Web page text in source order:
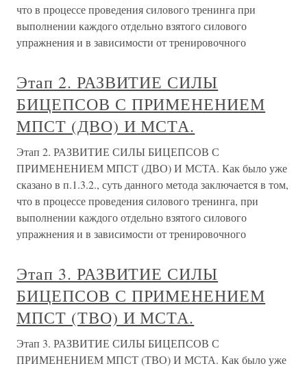
что в процессе проведения силового тренинга при
выполнении каждого отдельно взятого силового
упражнения и в зависимости от тренировочного
Этап 2. РАЗВИТИЕ СИЛЫ
БИЦЕПСОВ С ПРИМЕНЕНИЕМ
МПСТ (ДВО) И МСТА.
Этап 2. РАЗВИТИЕ СИЛЫ БИЦЕПСОВ С
ПРИМЕНЕНИЕМ МПСТ (ДВО) И МСТА. Как было уже
сказано в п.1.3.2., суть данного метода заключается в том,
что в процессе проведения силового тренинга, при
выполнении каждого отдельно взятого силового
упражнения и в зависимости от тренировочного
Этап 3. РАЗВИТИЕ СИЛЫ
БИЦЕПСОВ С ПРИМЕНЕНИЕМ
МПСТ (ТВО) И МСТА.
Этап 3. РАЗВИТИЕ СИЛЫ БИЦЕПСОВ С
ПРИМЕНЕНИЕМ МПСТ (ТВО) И МСТА. Как было уже